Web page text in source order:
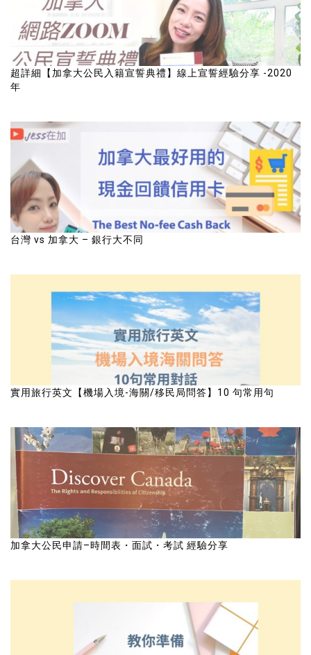
超詳細【加拿大公民入籍宣誓典禮】線上宣誓經驗分享 -2020
年
台灣 vs 加拿大 – 銀行大不同
實用旅行英文【機場入境-海關/移民局問答】10 句常用句
加拿大公民申請–時間表・面試・考試 經驗分享